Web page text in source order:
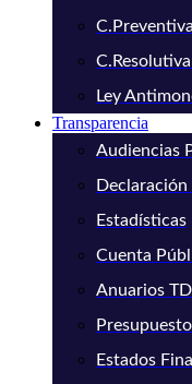
Ley
Transparencia
Audiencias
Estadísticas
Cuenta
Anuarios
Presupuesto
Estados